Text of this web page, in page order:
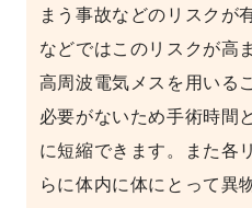
まう事故などのリスクが
などではこのリスクが高
高周波電気メスを用いる
必要がないため手術時間
に短縮できます。また各
らに体内に体にとって異